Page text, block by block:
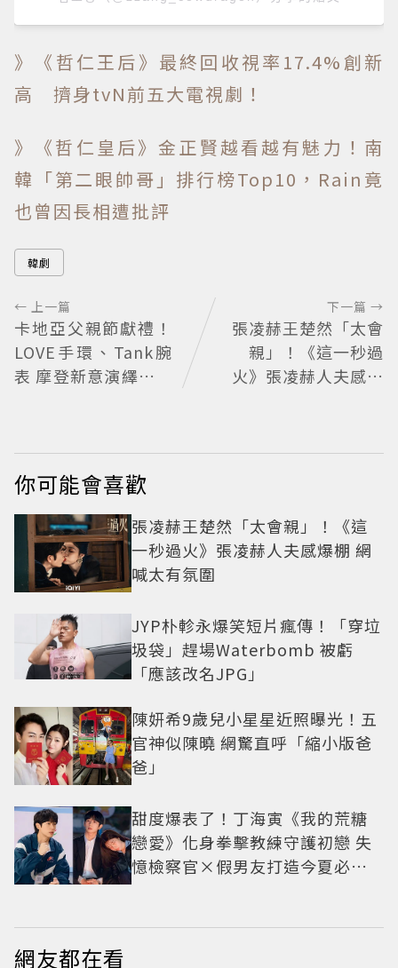
》《哲仁王后》最終回收視率17.4%創新
高 擠身tvN前五大電視劇！
》《哲仁皇后》金正賢越看越有魅力！南
韓「第二眼帥哥」排行榜Top10，Rain竟
也曾因長相遭批評
韓劇
← 上一篇
卡地亞父親節獻禮！
LOVE手環、Tank腕
表 摩登新意演繹永不
下一篇 →
張凌赫王楚然「太會
親」！《這一秒過
火》張凌赫人夫感爆
你可能會喜歡
張凌赫王楚然「太會親」！《這
一秒過火》張凌赫人夫感爆棚 網
喊太有氛圍
JYP朴軫永爆笑短片瘋傳！「穿垃
圾袋」趕場Waterbomb 被虧
「應該改名JPG」
陳妍希9歲兒小星星近照曝光！五
官神似陳曉 網驚直呼「縮小版爸
爸」
甜度爆表了！丁海寅《我的荒糖
戀愛》化身拳擊教練守護初戀 失
憶檢察官×假男友打造今夏必看
網友都在看